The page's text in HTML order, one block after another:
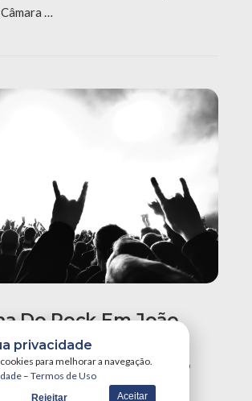
…
Do Rock Em João
Um Dos
De Semana Do
privacidade
para melhorar a navegação.
– Termos de Uso
Rejeitar Aceitar